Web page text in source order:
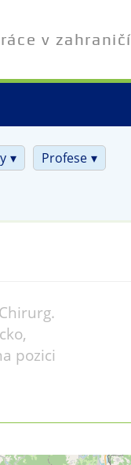
v zahraničí
Profese
pozici